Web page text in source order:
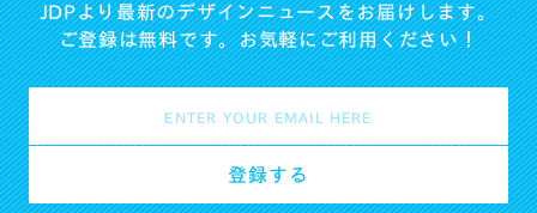
JDPより最新のデザインニュースをお届けします。
ご登録は無料です。お気軽にご利用ください！